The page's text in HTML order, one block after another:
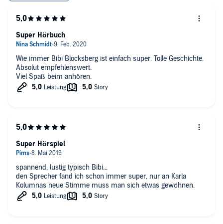
Wie immer Bibi Blocksberg ist einfach super. Tolle Geschichte.
Absolut empfehlenswert.
Viel Spaß beim anhören.
Super Hörbuch
spannend, lustig typisch Bibi...
den Sprecher fand ich schon immer super, nur an Karla
Kolumnas neue Stimme muss man sich etwas gewöhnen.
Super Hörspiel